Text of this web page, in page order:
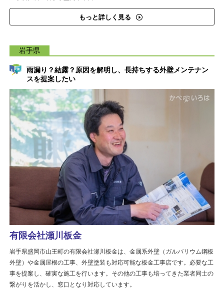
もっと詳しく見る
岩手県
雨漏り？結露？原因を解明し、長持ちする外壁メンテナン
スを提案したい
有限会社瀬川板金
岩手県盛岡市山王町の有限会社瀬川板金は、金属系外壁（ガルバリウム鋼板
外壁）や金属屋根の工事、外壁塗装も対応可能な板金工事店です。必要な工
事を提案し、確実な施工を行います。その他の工事も培ってきた業者同士の
繋がりを活かし、窓口となり対応しています。